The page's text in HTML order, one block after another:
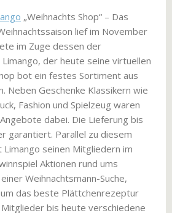
„Weihnachts Shop“ – Das
lief im November
im Zuge dessen der
der heute seine virtuellen
bot ein festes Sortiment aus
Neben Geschenke Klassikern wie
Fashion und Spielzeug waren
dabei. Die Lieferung bis
garantiert. Parallel zu diesem
seinen Mitgliedern im
Aktionen rund ums
Weihnachtsmann-Suche,
das beste Plättchenrezeptur
bis heute verschiedene